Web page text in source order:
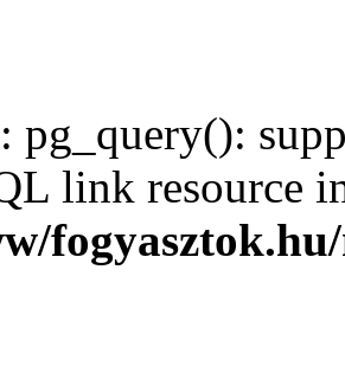
: pg_query():
link resource